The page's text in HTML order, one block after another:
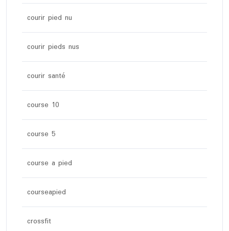
courir pied nu
courir pieds nus
courir santé
course 10
course 5
course a pied
courseapied
crossfit